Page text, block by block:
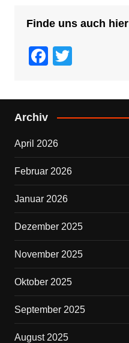
Finde uns auch hier
F
c
e
o
o
k
T
tt
er
Archiv
April 2026
Februar 2026
Januar 2026
Dezember 2025
November 2025
Oktober 2025
September 2025
August 2025